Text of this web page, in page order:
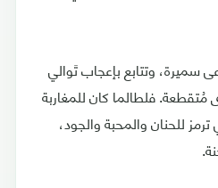
سميرة، وتتابع بإعجاب تَوالي
فلطالما كان للمغاربة
ترمز للحنان والمحبة والجود،